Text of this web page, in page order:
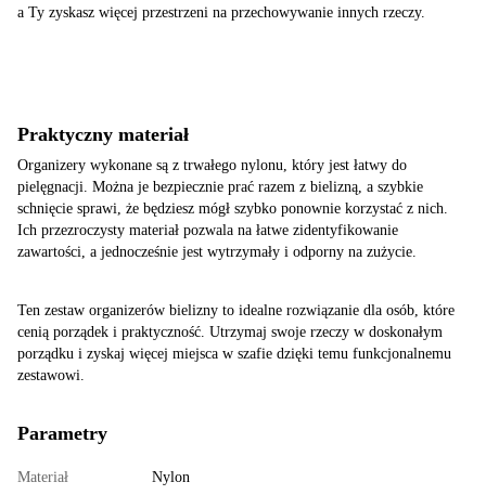
a Ty zyskasz więcej przestrzeni na przechowywanie innych rzeczy.
Praktyczny materiał
Organizery wykonane są z trwałego nylonu, który jest łatwy do
pielęgnacji. Można je bezpiecznie prać razem z bielizną, a szybkie
schnięcie sprawi, że będziesz mógł szybko ponownie korzystać z nich.
Ich przezroczysty materiał pozwala na łatwe zidentyfikowanie
zawartości, a jednocześnie jest wytrzymały i odporny na zużycie.
Ten zestaw organizerów bielizny to idealne rozwiązanie dla osób, które
cenią porządek i praktyczność. Utrzymaj swoje rzeczy w doskonałym
porządku i zyskaj więcej miejsca w szafie dzięki temu funkcjonalnemu
zestawowi.
Parametry
Materiał
Nylon